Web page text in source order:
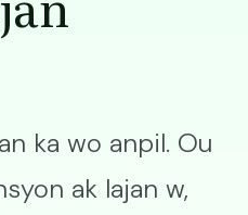
ka wo anpil. Ou
ak lajan w,